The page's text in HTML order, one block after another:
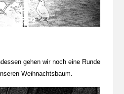
gehen wir noch eine Runde
Weihnachtsbaum.